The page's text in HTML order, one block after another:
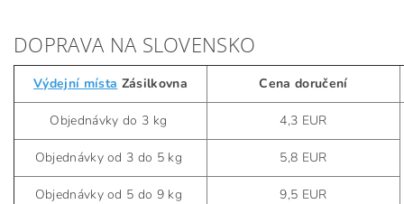
DOPRAVA NA SLOVENSKO
Výdejní místa Zásilkovna Cena doručení
Objednávky do 3 kg 4,3 EUR
Objednávky od 3 do 5 kg 5,8 EUR
Objednávky od 5 do 9 kg 9,5 EUR